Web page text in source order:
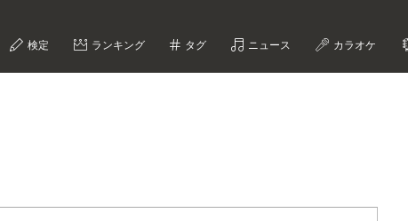
検定 ランキング タグ ニュース カラオケ